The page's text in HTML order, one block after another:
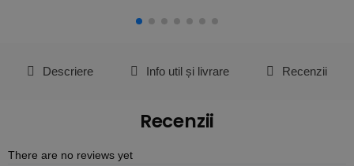
Descriere Info util și livrare Recenzii
Recenzii
There are no reviews yet